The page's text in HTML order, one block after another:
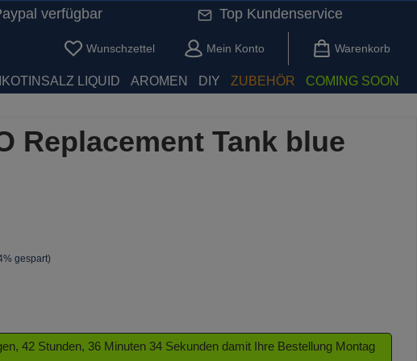
verfügbar Top Kundenservice
Wunschzettel Du hast 0 Produkte auf dem Merkzettel
Mein Konto Warenkorb
LIQUID AROMEN DIY ZUBEHÖR COMING SOON
Replacement Tank blue
gespart)
42 Stunden, 36 Minuten 34 Sekunden damit Ihre Bestellung Montag